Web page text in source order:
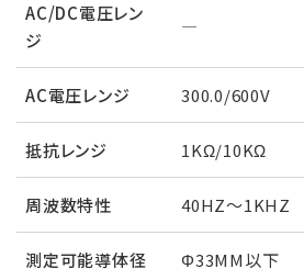
AC/DC電圧レン
ジ
―
AC電圧レンジ 300.0/600V
抵抗レンジ 1KΩ/10KΩ
周波数特性 40HZ～1KHZ
測定可能導体径 Φ33MM以下